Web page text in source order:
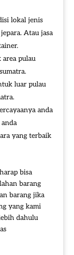
lokal jenis
Atau jasa
area pulau
luar pulau
anda
yang terbaik
bisa
barang
barang jika
yang kami
dahulu